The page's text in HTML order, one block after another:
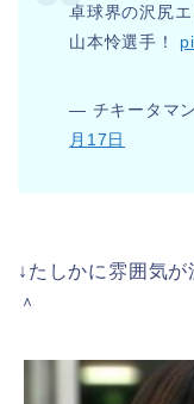
卓球界の沢尻エ
山本怜選手！
— チキータマ
月17日
↓たしかに雰囲気
＾